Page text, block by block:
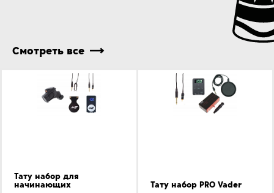
Смотреть все
Тату набор для
начинающих
Тату набор PRO Vader